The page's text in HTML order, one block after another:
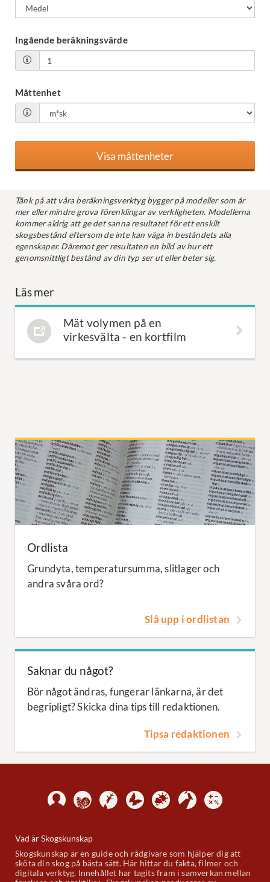
Ingående beräkningsvärde
Måttenhet
Tänk på att våra beräkningsverktyg bygger på modeller som är
mer eller mindre grova förenklingar av verkligheten. Modellerna
kommer aldrig att ge det sanna resultatet för ett enskilt
skogsbestånd eftersom de inte kan väga in beståndets alla
egenskaper. Däremot ger resultaten en bild av hur ett
genomsnittligt bestånd av din typ ser ut eller beter sig.
Läs mer
Mät volymen på en
virkesvälta - en kortfilm
Ordlista
Grundyta, temperatursumma, slitlager och
andra svåra ord?
Slå upp i ordlistan
Saknar du något?
Bör något ändras, fungerar länkarna, är det
begripligt? Skicka dina tips till redaktionen.
Tipsa redaktionen
Vad är Skogskunskap
Skogskunskap är en guide och rådgivare som hjälper dig att
sköta din skog på bästa sätt. Här hittar du fakta, filmer och
digitala verktyg. Innehållet har tagits fram i samverkan mellan